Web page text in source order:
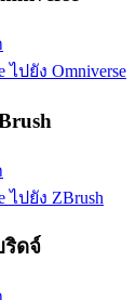
ไปยัง Omniverse
ไปยัง ZBrush
ริดจ์